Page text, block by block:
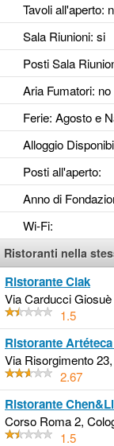
Tavoli all'aperto:
Sala Riunioni: si
Posti Sala
Aria Fumatori: no
Ferie: Agosto e
Alloggio
Posti all'aperto:
Anno di
Wi-Fi:
Ristoranti nella
Ristorante Ciak
Via Carducci
1.5
Ristorante
Via Risorgimento
2.67
Ristorante
Corso Roma 2,
1.5